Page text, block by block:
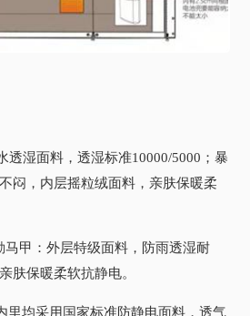
透湿面料，透湿标准10000/5000；暴
闷，内层摇粒绒面料，亲肤保暖柔
甲：外层特级面料，防雨透湿耐
肤保暖柔软抗静电。
里均采用国家标准防静电面料，透气